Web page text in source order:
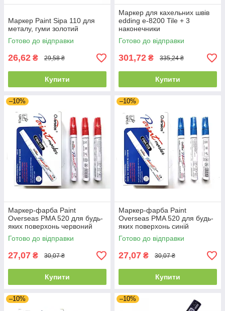
Маркер Paint Sipa 110 для
металу, гуми золотий
Готово до відправки
26,62 ₴ 29,58 ₴
Купити
Маркер для кахельних швів
edding e-8200 Tile + 3
наконечники
Готово до відправки
301,72 ₴ 335,24 ₴
Купити
–10%
Маркер-фарба Paint
Overseas PMA 520 для будь-
яких поверхонь червоний
Готово до відправки
27,07 ₴ 30,07 ₴
Купити
–10%
Маркер-фарба Paint
Overseas PMA 520 для будь-
яких поверхонь синій
Готово до відправки
27,07 ₴ 30,07 ₴
Купити
–10% –10%